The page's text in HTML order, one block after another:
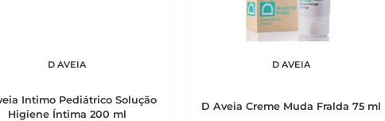
D AVEIA
Intimo Pediátrico Solução
Higiene Íntima 200 ml
D AVEIA
D Aveia Creme Muda Fralda 75 ml